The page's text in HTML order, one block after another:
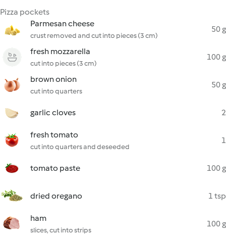
Pizza pockets
Parmesan cheese
crust removed and cut into pieces (3 cm)
50 g
fresh mozzarella
cut into pieces (3 cm)
100 g
brown onion
cut into quarters
50 g
garlic cloves 2
fresh tomato
cut into quarters and deseeded
1
tomato paste 100 g
dried oregano 1 tsp
ham
slices, cut into strips
100 g